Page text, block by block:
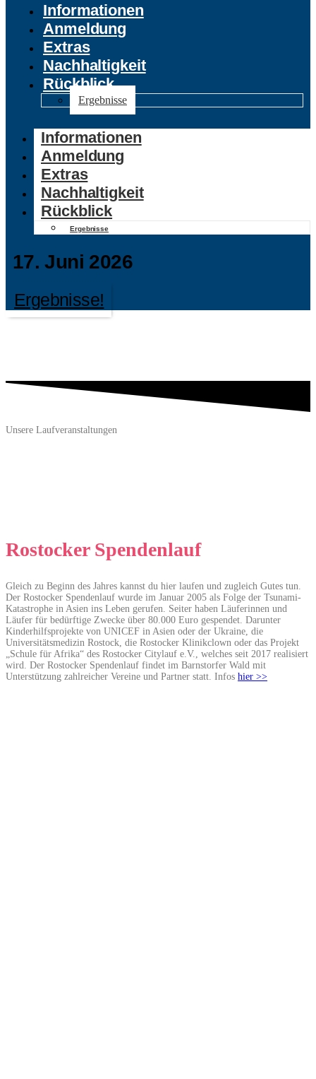
Informationen
Anmeldung
Extras
Nachhaltigkeit
Rückblick
Ergebnisse
Informationen
Anmeldung
Extras
Nachhaltigkeit
Rückblick
Ergebnisse
17. Juni 2026
Ergebnisse!
Unsere Laufveranstaltungen
Rostocker Spendenlauf
Gleich zu Beginn des Jahres kannst du hier laufen und zugleich Gutes tun.
Der Rostocker Spendenlauf wurde im Januar 2005 als Folge der Tsunami-
Katastrophe in Asien ins Leben gerufen. Seiter haben Läuferinnen und
Läufer für bedürftige Zwecke über 80.000 Euro gespendet. Darunter
Kinderhilfsprojekte von UNICEF in Asien oder der Ukraine, die
Universitätsmedizin Rostock, die Rostocker Klinikclown oder das Projekt
„Schule für Afrika“ des Rostocker Citylauf e.V., welches seit 2017 realisiert
wird. Der Rostocker Spendenlauf findet im Barnstorfer Wald mit
Unterstützung zahlreicher Vereine und Partner statt. Infos hier >>